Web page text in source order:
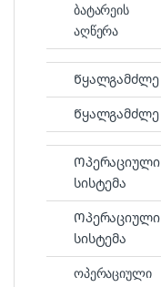
ბატარეის
აღწერა
Წყალგამძლე
Წყალგამძლე
Ოპერაციული
სისტემა
Ოპერაციული
სისტემა
ოპერაციული